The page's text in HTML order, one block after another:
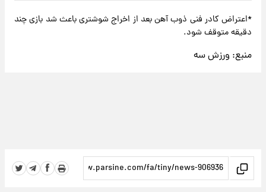
*اعتراض کادر فنی ذوب آهن بعد از اخراج شوشتری باعث شد بازی چند
دقیقه متوقف شود.
منبع: ورزش سه